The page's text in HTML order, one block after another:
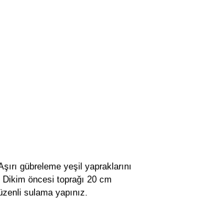
gübreleme yeşil yapraklarını
öncesi toprağı 20 cm
sulama yapınız.